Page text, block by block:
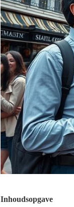
Inhoudsopgave